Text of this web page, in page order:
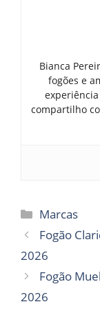
Bianca
fogões e
compartilho
Marcas
Fogão
2026
Fogão
2026